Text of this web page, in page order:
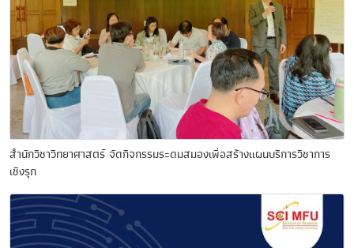
สำนักวิชาวิทยาศาสตร์ จัดกิจกรรมระดมสมองเพื่อสร้างแผนบริการวิชาการ
เชิงรุก